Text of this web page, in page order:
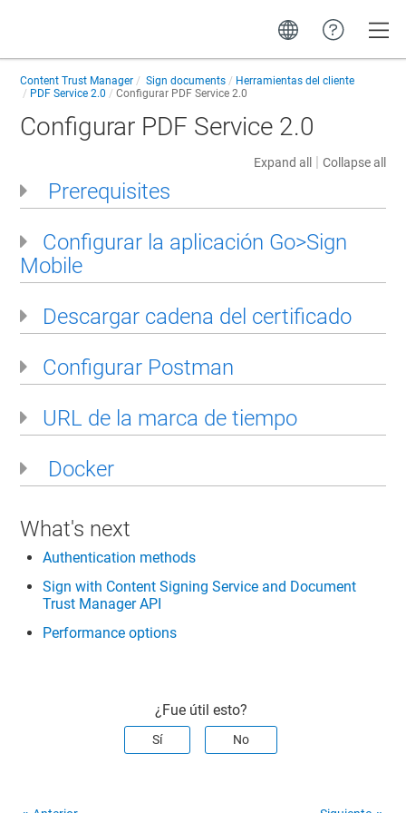
Content Trust Manager Sign documents
Herramientas del cliente
PDF Service 2.0
Configurar PDF Service 2.0
Configurar PDF Service 2.0
Expand all | Collapse all
Prerequisites
Configurar la aplicación Go>Sign
Mobile
Descargar cadena del certificado
Configurar Postman
URL de la marca de tiempo
Docker
What's next
Authentication methods
Sign with Content Signing Service and Document
Trust Manager API
Performance options
¿Fue útil esto?
Sí No